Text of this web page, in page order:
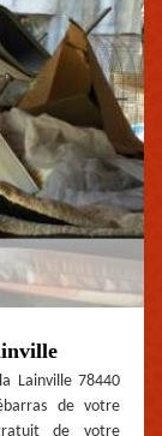
Lainville 78440
de votre
de votre